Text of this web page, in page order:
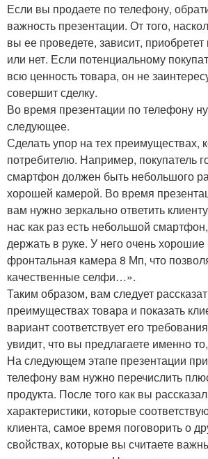
Если вы продаете по телефону,
важность презентации. От того,
вы ее проведете, зависит, приобретет
или нет. Если потенциальному
всю ценность товара, он не
совершит сделку.
Во время презентации по телефону
следующее.
Сделать упор на тех преимуществах,
потребителю. Например, покупатель
смартфон должен быть небольшого
хорошей камерой. Во время
вам нужно зеркально ответить
нас как раз есть небольшой
держать в руке. У него очень
фронтальная камера 8 Мп, что
качественные селфи…».
Таким образом, вам следует
преимуществах товара и показать
вариант соответствует его
увидит, что вы предлагаете именно
На следующем этапе презентации
телефону вам нужно перечислить
продукта. После того как вы
характеристики, которые
клиента, самое время поговорить о
свойствах, которые вы считаете